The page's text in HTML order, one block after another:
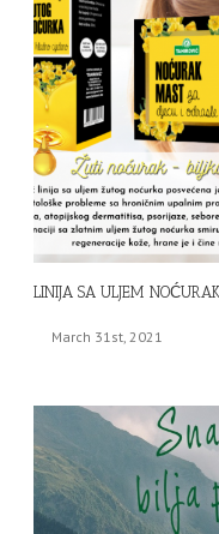
LINIJA SA ULJEM
March 31st, 2021